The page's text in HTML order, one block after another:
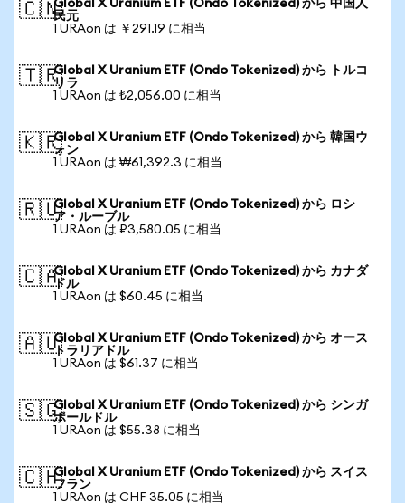
🇨🇳Global X Uranium ETF (Ondo Tokenized) から 中国人
民元
1 URAon は ￥291.19 に相当
🇹🇷Global X Uranium ETF (Ondo Tokenized) から トルコ
リラ
1 URAon は ₺2,056.00 に相当
🇰🇷Global X Uranium ETF (Ondo Tokenized) から 韓国ウ
ォン
1 URAon は ₩61,392.3 に相当
🇷🇺Global X Uranium ETF (Ondo Tokenized) から ロシ
ア・ルーブル
1 URAon は ₽3,580.05 に相当
🇨🇦Global X Uranium ETF (Ondo Tokenized) から カナダ
ドル
1 URAon は $60.45 に相当
🇦🇺Global X Uranium ETF (Ondo Tokenized) から オース
トラリアドル
1 URAon は $61.37 に相当
🇸🇬Global X Uranium ETF (Ondo Tokenized) から シンガ
ポールドル
1 URAon は $55.38 に相当
🇨🇭Global X Uranium ETF (Ondo Tokenized) から スイス
フラン
1 URAon は CHF 35.05 に相当